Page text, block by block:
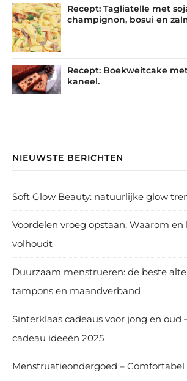
Recept: Tagliatelle met
champignon, bosui en
Recept: Boekweitcake
kaneel.
NIEUWSTE BERICHTEN
Soft Glow Beauty: natuurlijke glow
Voordelen vroeg opstaan: Waarom en
volhoudt
Duurzaam menstrueren: de beste
tampons en maandverband
Sinterklaas cadeaus voor jong en oud
cadeau ideeën 2025
Menstruatieondergoed –